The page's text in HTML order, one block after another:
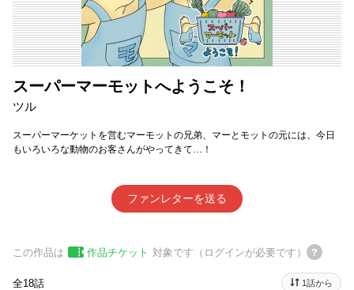
スーパーマーモットへようこそ！
ツル
スーパーマーケットを営むマーモットの兄弟、マーとモットの元には、今日
もいろいろな動物のお客さんがやってきて…！
ファンレターを送る
この作品は 作品チケット 対象です（ログインが必要です）
全18話 1話から